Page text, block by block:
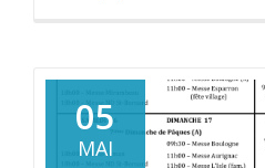
sur«
UNIS
POUR
RASSEMBLER
05
MAI